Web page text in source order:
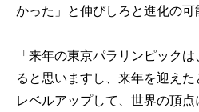
かった」と伸びしろと進化の可
「来年の東京パラリンピック
ると思いますし、来年を迎え
レベルアップして、世界の頂